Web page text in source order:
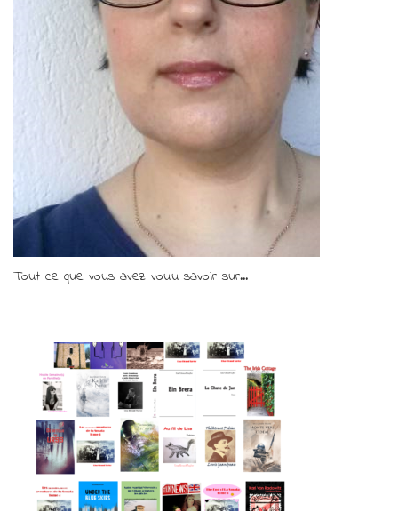
Tout ce que vous avez voulu savoir sur...